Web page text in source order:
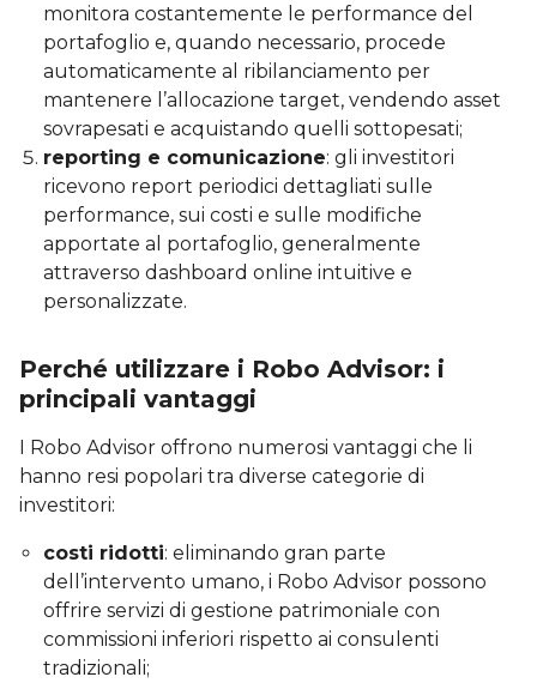
monitora costantemente le performance del
portafoglio e, quando necessario, procede
automaticamente al ribilanciamento per
mantenere l’allocazione target, vendendo asset
sovrapesati e acquistando quelli sottopesati;
reporting e comunicazione: gli investitori
ricevono report periodici dettagliati sulle
performance, sui costi e sulle modifiche
apportate al portafoglio, generalmente
attraverso dashboard online intuitive e
personalizzate.
Perché utilizzare i Robo Advisor: i
principali vantaggi
I Robo Advisor offrono numerosi vantaggi che li
hanno resi popolari tra diverse categorie di
investitori:
costi ridotti: eliminando gran parte
dell’intervento umano, i Robo Advisor possono
offrire servizi di gestione patrimoniale con
commissioni inferiori rispetto ai consulenti
tradizionali;